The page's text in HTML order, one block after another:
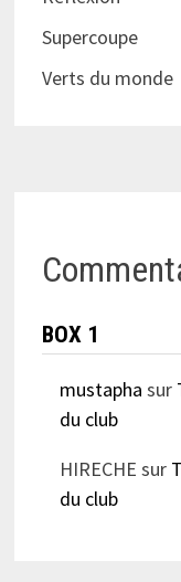
Supercoupe
Verts du monde
BOX 1
mustapha sur
du club
HIRECHE sur
du club